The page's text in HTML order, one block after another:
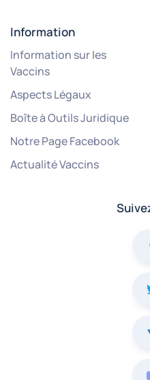
Information
Information sur les
Vaccins
Aspects Légaux
Boîte à Outils Juridique
Notre Page Facebook
Actualité Vaccins